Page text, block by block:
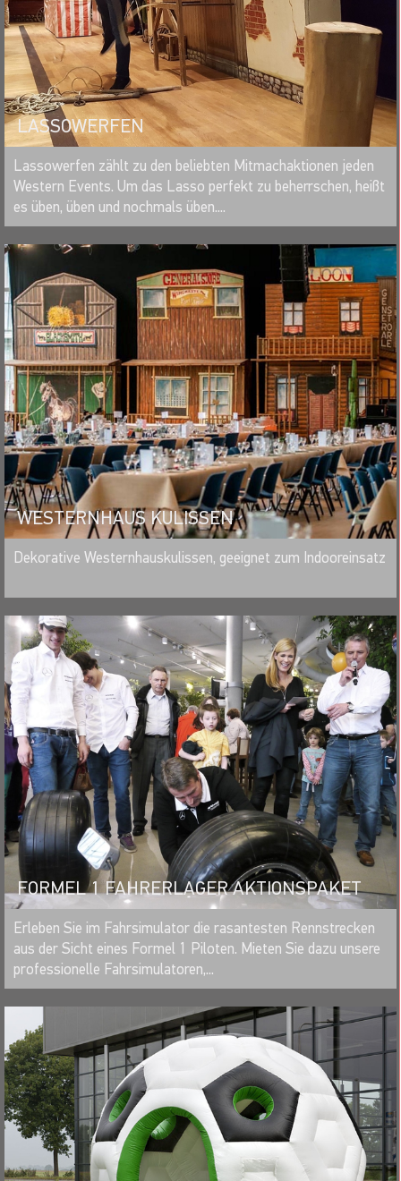
LASSOWERFEN
MERKEN
Lassowerfen zählt zu den beliebten Mitmachaktionen jeden
Western Events. Um das Lasso perfekt zu beherrschen, heißt
es üben, üben und nochmals üben....
WESTERNHAUS KULISSEN
MERKEN
Dekorative Westernhauskulissen, geeignet zum Indooreinsatz
FORMEL 1 FAHRERLAGER AKTIONSPAKET
MERKEN
Erleben Sie im Fahrsimulator die rasantesten Rennstrecken
aus der Sicht eines Formel 1 Piloten. Mieten Sie dazu unsere
professionelle Fahrsimulatoren,...